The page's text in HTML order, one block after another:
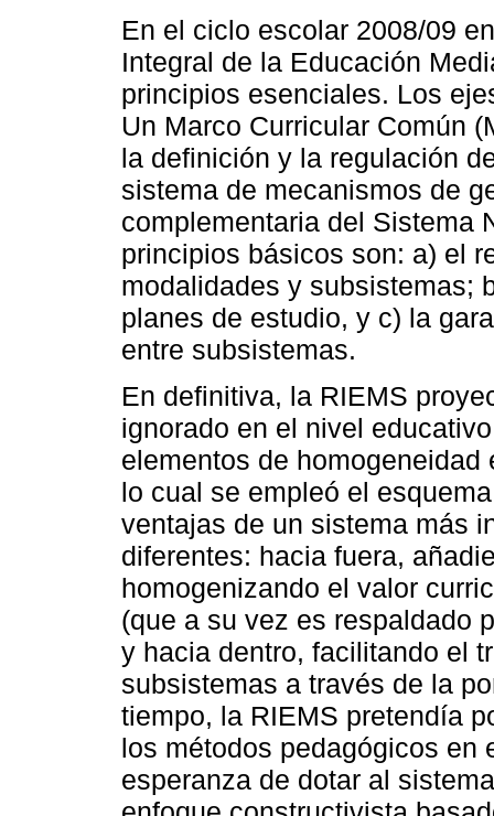
En el ciclo escolar 2008/09
Integral de la Educación
principios esenciales. Los
Un Marco Curricular Común
la definición y la regulación
sistema de mecanismos de
complementaria del Sistema
principios básicos son: a) el
modalidades y subsistemas;
planes de estudio, y c) la
entre subsistemas.
En definitiva, la RIEMS
ignorado en el nivel
elementos de
lo cual se empleó el
ventajas de un sistema más
diferentes: hacia fuera,
homogenizando el valor
(que a su vez es respaldado
y hacia dentro, facilitando el
subsistemas a través de la
tiempo, la RIEMS pretendía
los métodos pedagógicos en
esperanza de dotar al